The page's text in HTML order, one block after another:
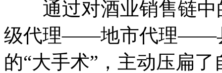
通过对酒业销售链
级代理——地市代理——
的“大手术”，主动压扁